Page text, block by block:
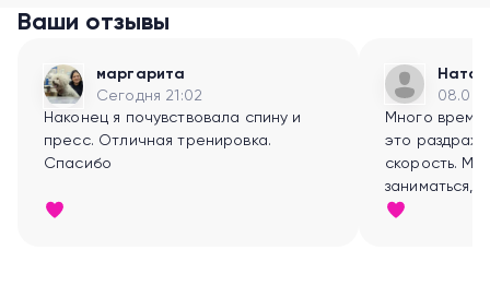
Ваши отзывы
маргарита
Сегодня 21:02
Наконец я почувствовала спину и
пресс. Отличная тренировка.
Спасибо
Много
это
скорость. Мне 61
заниматься,
весь день, а